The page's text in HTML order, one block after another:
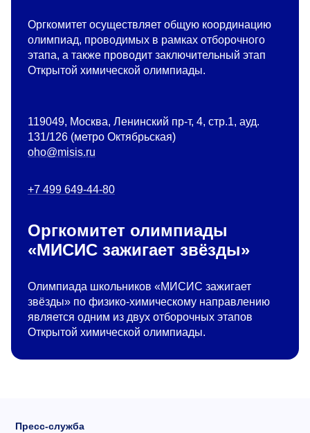
Оргкомитет осуществляет общую координацию
олимпиад, проводимых в рамках отборочного
этапа, а также проводит заключительный этап
Открытой химической олимпиады.
119049, Москва, Ленинский пр-т, 4, стр.1, ауд.
131/126 (метро Октябрьская)
oho@misis.ru
+7 499 649-44-80
Оргкомитет олимпиады
«МИСИС зажигает звёзды»
Олимпиада школьников «МИСИС зажигает
звёзды» по физико-химическому направлению
является одним из двух отборочных этапов
Открытой химической олимпиады.
Пресс-служба